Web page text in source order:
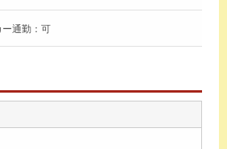
ー通勤：可